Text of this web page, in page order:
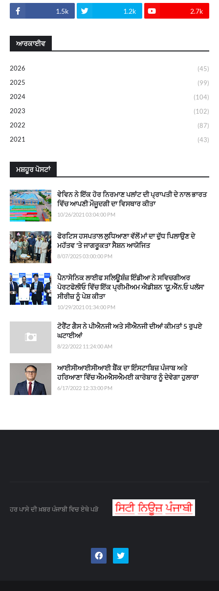
1.5k 1.2k 2.7k
ਆਰਕਾਈਵ
2026
(45)
2025
(99)
2024
(104)
2023
(102)
2022
(87)
2021
(43)
ਮਸ਼ਹੂਰ ਪੋਸਟਾਂ
ਵੇਵਿਨ ਨੇ ਇੱਕ ਹੋਰ ਨਿਰਮਾਣ ਪਲਾਂਟ ਦੀ ਪ੍ਰਾਪਤੀ ਦੇ ਨਾਲ ਭਾਰਤ
ਵਿੱਚ ਆਪਣੀ ਮੌਜੂਦਗੀ ਦਾ ਵਿਸਥਾਰ ਕੀਤਾ
10/26/2021 03:04:00 PM
ਫੋਰਟਿਸ ਹਸਪਤਾਲ ਲੁਧਿਆਣਾ ਵੱਲੋਂ ਮਾਂ ਦਾ ਦੁੱਧ ਪਿਲਾਉਣ ਦੇ
ਮਹੱਤਵ 'ਤੇ ਜਾਗਰੂਕਤਾ ਸੈਸ਼ਨ ਆਯੋਜਿਤ
8/07/2025 03:00:00 PM
ਪੈਨਾਸੋਨਿਕ ਲਾਈਫ ਸਲਿਊਸ਼ੰਜ਼ ਇੰਡੀਆ ਨੇ ਸਵਿਚਗੀਅਰ
ਪੋਰਟਫੋਲੀਓ ਵਿੱਚ ਇੱਕ ਪ੍ਰੀਮੀਅਮ ਐਡੀਸ਼ਨ 'ਯੂ.ਐੱਨ.ਓ ਪਲੱਸ'
ਸੀਰੀਜ਼ ਨੂੰ ਪੇਸ਼ ਕੀਤਾ
10/29/2021 01:34:00 PM
ਟੋਰੈਂਟ ਗੈਸ ਨੇ ਪੀਐਨਜੀ ਅਤੇ ਸੀਐਨਜੀ ਦੀਆਂ ਕੀਮਤਾਂ 5 ਰੁਪਏ
ਘਟਾਈਆਂ
8/22/2022 11:24:00 AM
ਆਈਸੀਆਈਸੀਆਈ ਬੈਂਕ ਦਾ ਇੰਸਟਾਬਿਜ਼ ਪੰਜਾਬ ਅਤੇ
ਹਰਿਆਣਾ ਵਿੱਚ ਐਮਐਸਐਮਈ ਕਾਰੋਬਾਰ ਨੂੰ ਦੇਵੇਗਾ ਹੁਲਾਰਾ
6/17/2022 12:33:00 PM
ਹਰ ਪਾਸੇ ਦੀ ਖ਼ਬਰ ਪੰਜਾਬੀ ਵਿਚ ਏਥੇ ਪੜੋ